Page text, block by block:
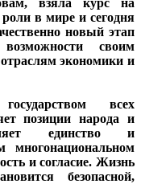
роли в мире и сегодня
новый этап
своим
экономики и
всех
позиции народа и
единство и
многонациональном
и согласие. Жизнь
безопасной,